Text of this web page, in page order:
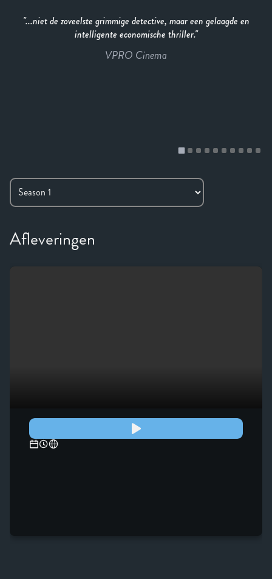
...niet de zoveelste grimmige detective, maar een gelaagde en
intelligente economische thriller.
VPRO Cinema
Afleveringen